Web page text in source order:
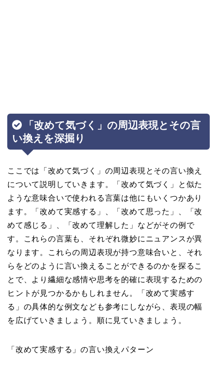
「改めて気づく」の周辺表現とその言
い換えを深掘り
ここでは「改めて気づく」の周辺表現とその言い換え
について説明していきます。「改めて気づく」と似た
ような意味合いで使われる言葉は他にもいくつかあり
ます。「改めて実感する」、「改めて思った」、「改
めて感じる」、「改めて理解した」などがその例で
す。これらの言葉も、それぞれ微妙にニュアンスが異
なります。これらの周辺表現が持つ意味合いと、それ
らをどのように言い換えることができるのかを探るこ
とで、より繊細な感情や思考を的確に表現するための
ヒントが見つかるかもしれません。「改めて実感す
る」の具体的な例文なども参考にしながら、表現の幅
を広げていきましょう。順に見ていきましょう。
「改めて実感する」の言い換えパターン